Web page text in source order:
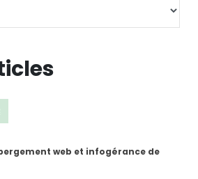
web et infogérance de